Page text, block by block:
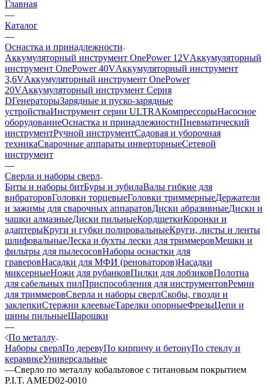
Главная
—
Каталог
—
Оснастка и принадлежности
Аккумуляторный инструмент OnePower 12VАккумуляторный
инструмент OnePower 40VАккумуляторный инструмент
3,6VАккумуляторный инструмент OnePower
20VАккумуляторный инструмент Серия
DГенераторыЗарядные и пуско-зарядные
устройстваИнструмент серии ULTRAКомпрессорыНасосное
оборудованиеОснастка и принадлежностиПневматический
инструментРучной инструментСадовая и уборочная
техникаСварочные аппараты инверторныеСетевой
инструмент
—
Сверла и наборы сверл
Биты и наборы битБуры и зубилаВалы гибкие для
вибраторовГоловки торцевыеГоловки триммерныеДержатели
и зажимы для сварочных аппаратовДиски абразивныеДиски и
чашки алмазныеДиски пильныеКордщеткиКоронки и
адаптерыКруги и губки полировальныеКруги, листы и ленты
шлифовальныеЛеска и бухты лески для триммеровМешки и
фильтры для пылесосовНаборы оснастки для
граверовНасадки для МФИ (реноваторов)Насадки
миксерныеНожи для рубанковПилки для лобзиковПолотна
для сабельных пилПриспособления для инструментовРемни
для триммеровСверла и наборы сверлСкобы, гвозди и
заклепкиСтержни клеевыеТарелки опорныеФрезыЦепи и
шины пильныеШарошки
—
По металлу
Наборы сверлПо деревуПо кирпичу и бетонуПо стеклу и
керамикеУниверсальные
—Сверло по металлу кобальтовое с титановым покрытием
P.I.T. AMED02-0010